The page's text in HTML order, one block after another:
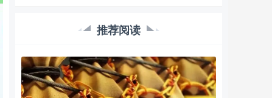
推荐阅读